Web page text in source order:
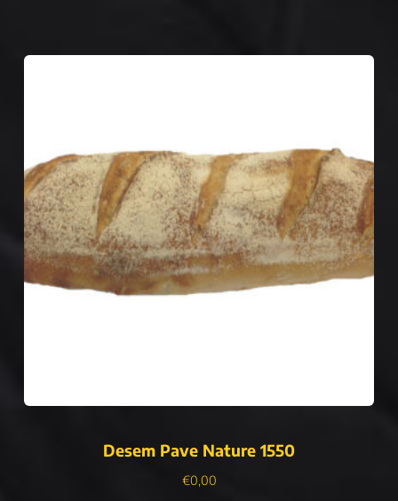
Desem Pave Nature 1550
€0,00